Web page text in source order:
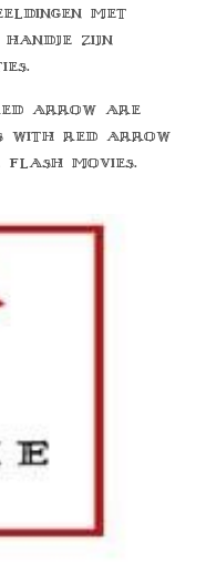
met
zijn
arrow are
with red arrow
movies.